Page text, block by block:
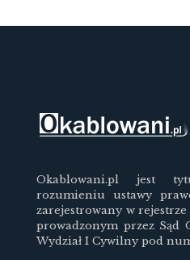
Okablowani.pl jest
rozumieniu ustawy
zarejestrowany w
prowadzonym przez Sąd
Wydział I Cywilny pod